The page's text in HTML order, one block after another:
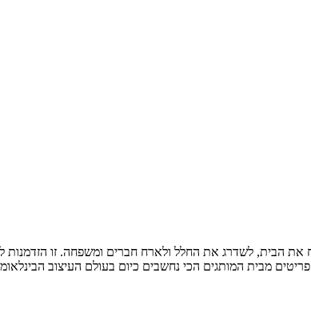
פריטים מבית המותגים הכי נחשבים כיום בעולם העיצוב